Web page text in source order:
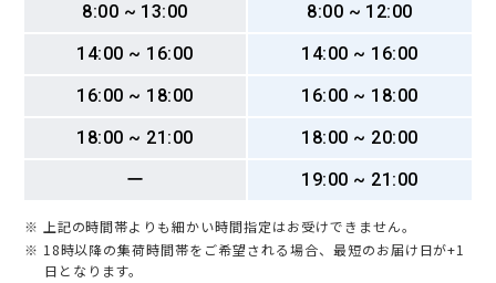
8:00 ~ 13:00
8:00 ~ 12:00
14:00 ~ 16:00
14:00 ~ 16:00
16:00 ~ 18:00
16:00 ~ 18:00
18:00 ~ 21:00
18:00 ~ 20:00
ー
19:00 ~ 21:00
※ 上記の時間帯よりも細かい時間指定はお受けできません。
※ 18時以降の集荷時間帯をご希望される場合、最短のお届け日が+1
日となります。